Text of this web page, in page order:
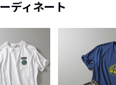
ディネート